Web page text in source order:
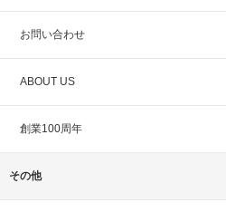
お問い合わせ
ABOUT US
創業100周年
その他